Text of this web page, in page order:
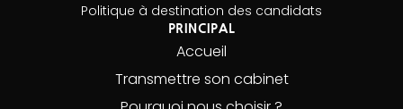
Politique à destination des candidats
PRINCIPAL
Accueil
Transmettre son cabinet